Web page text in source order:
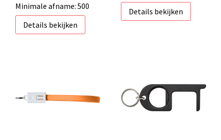
Minimale afname: 500
Details bekijken
Details bekijken